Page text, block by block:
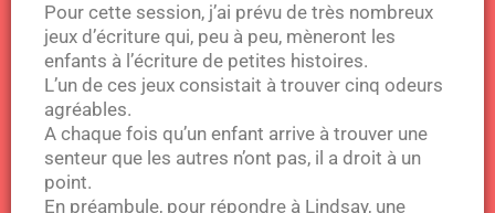
Pour cette session, j’ai prévu de très nombreux
jeux d’écriture qui, peu à peu, mèneront les
enfants à l’écriture de petites histoires.
L’un de ces jeux consistait à trouver cinq odeurs
agréables.
A chaque fois qu’un enfant arrive à trouver une
senteur que les autres n’ont pas, il a droit à un
point.
En préambule, pour répondre à Lindsay, une